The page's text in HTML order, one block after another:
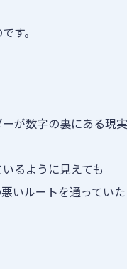
す。
が数字の裏にある現
るように見えても
いルートを通ってい